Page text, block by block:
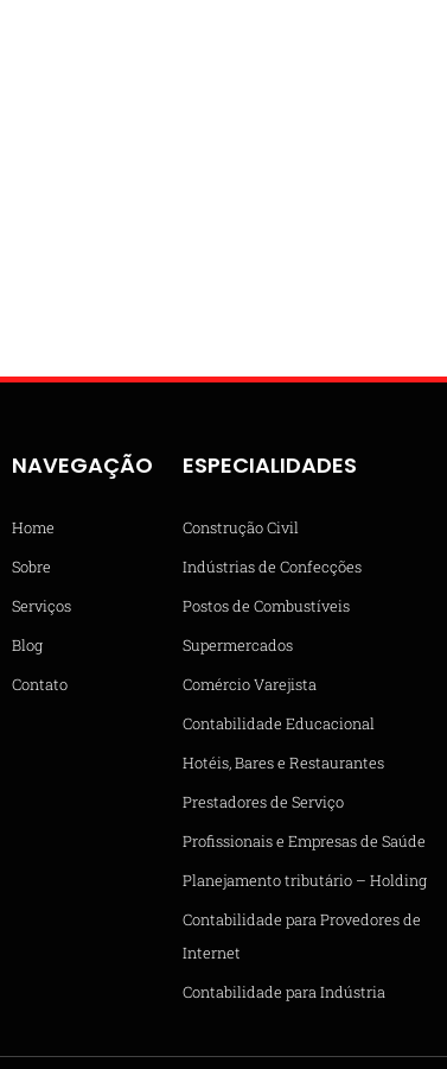
NAVEGAÇÃO
Home
Sobre
Serviços
Blog
Contato
ESPECIALIDADES
Construção Civil
Indústrias de Confecções
Postos de Combustíveis
Supermercados
Comércio Varejista
Contabilidade Educacional
Hotéis, Bares e Restaurantes
Prestadores de Serviço
Profissionais e Empresas de Saúde
Planejamento tributário – Holding
Contabilidade para Provedores de
Internet
Contabilidade para Indústria